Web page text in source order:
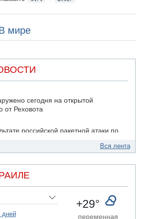
мире
сегодня на открытой
от Реховота
российской ракетной атаки по
БПЛА со взрывчаткой по
ранены двое маленьких детей
Вся лента
дней
+29°
переменная